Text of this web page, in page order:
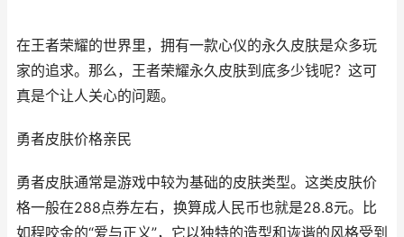
在王者荣耀的世界里，拥有一款心仪的永久皮肤是众多玩
家的追求。那么，王者荣耀永久皮肤到底多少钱呢？这可
真是个让人关心的问题。
勇者皮肤价格亲民
勇者皮肤通常是游戏中较为基础的皮肤类型。这类皮肤价
格一般在288点券左右，换算成人民币也就是28.8元。比
如程咬金的“爱与正义”，它以独特的造型和诙谐的风格受到